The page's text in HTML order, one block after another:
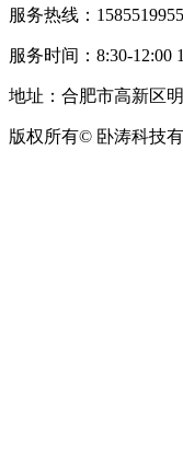
服务热线：
服务时间：8:30-12:00
地址：合肥市高新区
版权所有© 卧涛科技